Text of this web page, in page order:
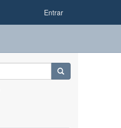
Entrar